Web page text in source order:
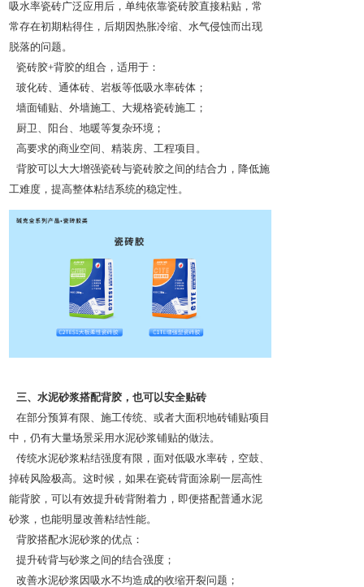
吸水率瓷砖广泛应用后，单纯依靠瓷砖胶直接粘贴，常
常存在初期粘得住，后期因热胀冷缩、水气侵蚀而出现
脱落的问题。
瓷砖胶+背胶的组合，适用于：
玻化砖、通体砖、岩板等低吸水率砖体；
墙面铺贴、外墙施工、大规格瓷砖施工；
厨卫、阳台、地暖等复杂环境；
高要求的商业空间、精装房、工程项目。
背胶可以大大增强瓷砖与瓷砖胶之间的结合力，降低施
工难度，提高整体粘结系统的稳定性。
三、水泥砂浆搭配背胶，也可以安全贴砖
在部分预算有限、施工传统、或者大面积地砖铺贴项目
中，仍有大量场景采用水泥砂浆铺贴的做法。
传统水泥砂浆粘结强度有限，面对低吸水率砖，空鼓、
掉砖风险极高。这时候，如果在瓷砖背面涂刷一层高性
能背胶，可以有效提升砖背附着力，即便搭配普通水泥
砂浆，也能明显改善粘结性能。
背胶搭配水泥砂浆的优点：
提升砖背与砂浆之间的结合强度；
改善水泥砂浆因吸水不均造成的收缩开裂问题；